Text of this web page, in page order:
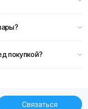
покупкой?
Связаться